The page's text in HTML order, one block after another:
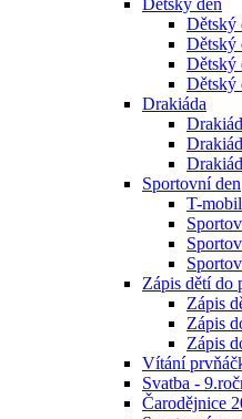
Dětský den
Dětský
Dětský
Dětský
Dětský
Drakiáda
Sportovní den
T-
Zápis dětí do
Zápis
Zápis
Zápis
Vítání
Svatba -
Čarodějnice